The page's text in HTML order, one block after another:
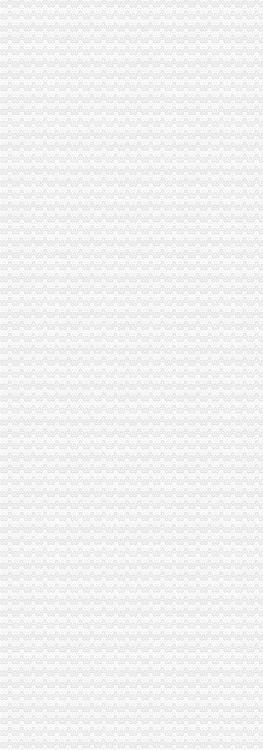
潼南局重庆0元注册公司六措并举 构筑食品安全防火墙
石柱局四措施维护灾后市0元注册公司场秩序成效明显
荣昌局一元注册公司流程四举措建立与监管对象联系服务机制
双桥局一元注册公司力推进商标品牌建设
市局机关员共交纳支援震救灾“殊费”1元注册公司83800元
中纪委监察部驻国家工商总局纪检组监察局调研组对我市重庆一元注册公司工
市一元注册公司流程局认真部署奥运火炬递赞助商广告宣及市场工作
江北局积组织辖区广大商户为在该区的一元注册公司流程灾区伤员捐赠急需物品
丰都局灾后监管有力市0元注册公司流程场秩序井然
石柱局有效整城南车站市1元注册公司场经营秩序
经开区局、重庆0元注册公司经开区协爱心赈灾今晨再次起航
工商动态
沙坪坝局抓住“五个关键”0元注册公司流程推动重点工作全面开展
江津局“两手抓”一元注册公司流程积构建食品安全监管长效机制
万州局重庆一元注册公司发挥登记职能支持企业融资18亿元
青海农畜产品经纪人与江北观音桥农贸市重庆免费注册公司场经纪人成功实现
巫溪局五步推进“依法行政、文明执法、树立形象”免费注册公司专项教育培训工
万州局突出“便、助、护、联、扶”免费注册公司五字营造优良发展环境造服务型
九龙坡局桷坪所查获一批冒“长安铃木”的重庆一元注册公司后视镜总成
璧山局0元注册公司大路工商所三举措大力培养农村经纪人队伍
巫溪局一元注册公司城厢一所四项制度加校园周边食品安全监管
黔江局“五到位”重庆0元注册公司整合关闭辖区煤矿注销登记
沙坪坝局“四心”0元注册公司服务全力推进下岗失业人员再就业工程
荣昌局重庆免费注册公司开展户外广告整见成效
高新园局重庆0元注册公司五措并举加火车北站奥运期间食品安全监管
梁平局重庆0元注册公司积开展民共建活动
万州局0元注册公司从三方面加拍卖业监管
双桥局四项措施落实全市0元注册公司工商局长座谈会精
万州局重庆免费注册公司三举措大力扶持发展劳务经纪能人
市局郭翔副副局长到院看望来自北川县工商局的重庆0元注册公司受伤女职工
巴南局“坚持三个结合”1元注册公司“推行三个优先”提升商品质量检测工作效能
九龙坡局一元注册公司大力推进电子商务监管工作
荣昌局一元注册公司派出21名干部加公共场所执勤 防止公共安全事故发生
璧山局“六个严厉击”1元注册公司确保地震灾后市场经营秩序健康稳定
江北局0元注册公司流程两名青年团员参加该区批灾区伤员护理志愿者行动
渝中局三项措施加全国哀悼日期间市重庆免费注册公司场及娱乐场所监管
巴南局0元注册公司流程大力开展捐助救灾工作
双桥局重庆一元注册公司组织企业和个体工商户向四川地震灾区捐款363.202余
开县人民出台推进品牌建设实施意见
沙坪坝局重庆免费注册公司结合实际积展开灾自救工作
市局局长、重庆一元注册公司组书记王元楷带队赴四川省工商局捐赠救灾物资
渝北局0元注册公司流程组织区营企业和个体工商户向四川地震灾区捐款60余万
忠县局重庆免费注册公司干部职工踊跃报名参加志愿者活动
渝中局0元注册公司流程组织多种渠道援助地震灾区
江北局“四个确保”重庆0元注册公司做好灾后食品安全工作
永川局五项措施应对市0元注册公司流程场经营秩序突发事件
城口局“三条措施”加对震后高危行业的一元注册公司流程监管
云县滕英明县长对工商局1元注册公司工作给予高度评价
市一元注册公司局机关干部职工向地震灾区捐款数额达89894.5元
市重庆0元注册公司局离退休老同志自发向灾区捐款献爱心
万州局一元注册公司再添四举措有效应对余震灾害
市局机关举行向“5.12”重庆0元注册公司地震遇难同胞默哀仪式
高新园局0元注册公司采取有力措施确保汶川地震伤员快速转到重庆各院救
梁平局把群众的一元注册公司安危放在位开展震救灾
江津局、重庆免费注册公司江津个协为灾区募集捐款262万余元
黔江局0元注册公司积向四川地震灾区募捐
奉节局重庆0元注册公司以实际行动为灾区献爱心
潼南县个协会房地产行业分会汶川灾区捐款70万元
北碚局1元注册公司三措施沉着应对紧急地震预报
长寿局一元注册公司城内所组织15万财物援助灾区群众
沙坪坝局重庆0元注册公司理无照经营取得跨越式突破